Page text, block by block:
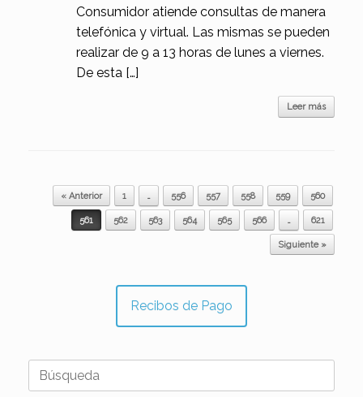
Consumidor atiende consultas de manera
telefónica y virtual. Las mismas se pueden
realizar de 9 a 13 horas de lunes a viernes.
De esta […]
Leer más
Navegador de artículos
« Anterior 1 … 556 557 558 559 560
561 562 563 564 565 566 … 621
Siguiente »
Recibos de Pago
Buscar: